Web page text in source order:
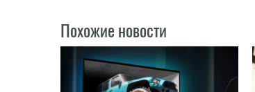
Похожие новости